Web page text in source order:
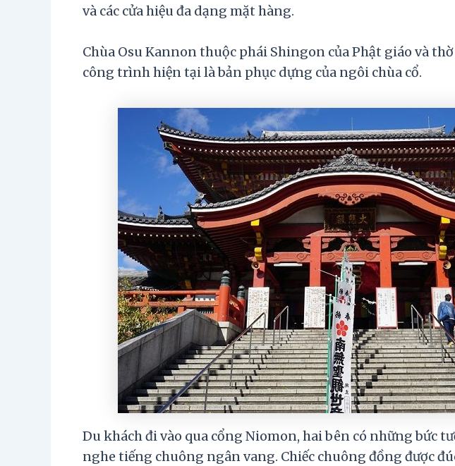
và các cửa hiệu đa dạng mặt hàng.
Chùa Osu Kannon thuộc phái Shingon của Phật giáo và thờ
công trình hiện tại là bản phục dựng của ngôi chùa cổ.
Du khách đi vào qua cổng Niomon, hai bên có những bức
nghe tiếng chuông ngân vang. Chiếc chuông đồng được